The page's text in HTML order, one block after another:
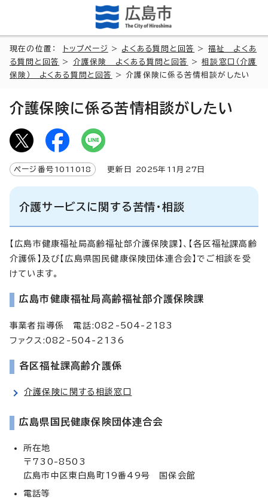
現在の位置： トップページ > よくある質問と回答 > 福祉 よくあ
る質問と回答
> 介護保険 よくある質問と回答 >相談窓口（介護
保険） よくある質問と回答
> 介護保険に係る苦情相談がしたい
介護保険に係る苦情相談がしたい
ページ番号 1011018 更新日 2025年 11 月 27 日
介護サービスに関する苦情・相談
【広島市健康福祉局高齢福祉部介護保険課】、【各区福祉課高齢
介護係】及び【広島県国民健康保険団体連合会】でご相談を受
けています。
広島市健康福祉局高齢福祉部介護保険課
事業者指導係 電話:082-504-2183
ファクス:082-504-2136
各区福祉課高齢介護係
介護保険に関する相談窓口
広島県国民健康保険団体連合会
所在地
〒730-8503
広島市中区東白島町19番49号 国保会館
電話等